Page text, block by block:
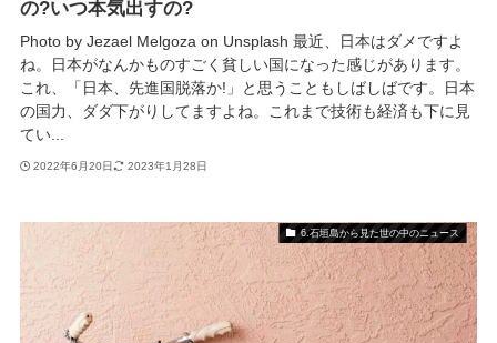
の?いつ本気出すの?
Photo by Jezael Melgoza on Unsplash 最近、日本はダメですよ
ね。日本がなんかものすごく貧しい国になった感じがあります。
これ、「日本、先進国脱落か!」と思うこともしばしばです。日本
の国力、ダダ下がりしてますよね。これまで技術も経済も下に見
てい...
2022年6月20日 2023年1月28日
6.石垣島から見た世の中のニュース